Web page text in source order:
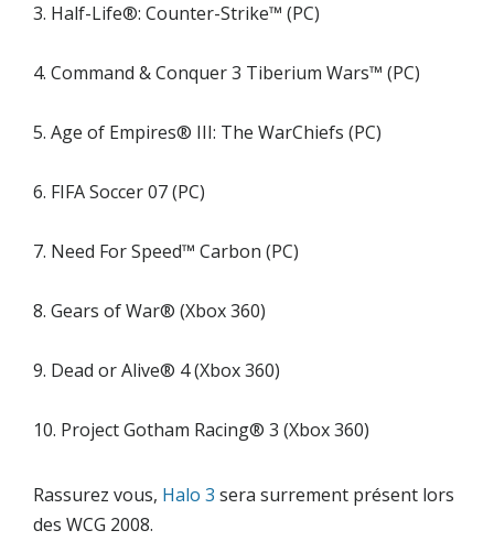
3. Half-Life®: Counter-Strike™ (PC)
4. Command & Conquer 3 Tiberium Wars™ (PC)
5. Age of Empires® III: The WarChiefs (PC)
6. FIFA Soccer 07 (PC)
7. Need For Speed™ Carbon (PC)
8. Gears of War® (Xbox 360)
9. Dead or Alive® 4 (Xbox 360)
10. Project Gotham Racing® 3 (Xbox 360)
Rassurez vous, Halo 3 sera surrement présent lors
des WCG 2008.